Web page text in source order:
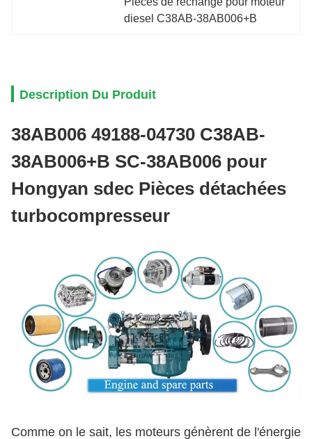
diesel C38AB-38AB006+B
Description Du Produit
38AB006 49188-04730 C38AB-
38AB006+B SC-38AB006 pour
Hongyan sdec Pièces détachées
turbocompresseur
Comme on le sait, les moteurs génèrent de l'énergie